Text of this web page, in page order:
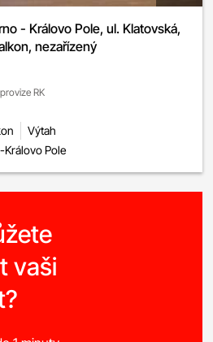
- Královo Pole, ul. Klatovská,
nezařízený
RK
Výtah
Královo Pole
vaši